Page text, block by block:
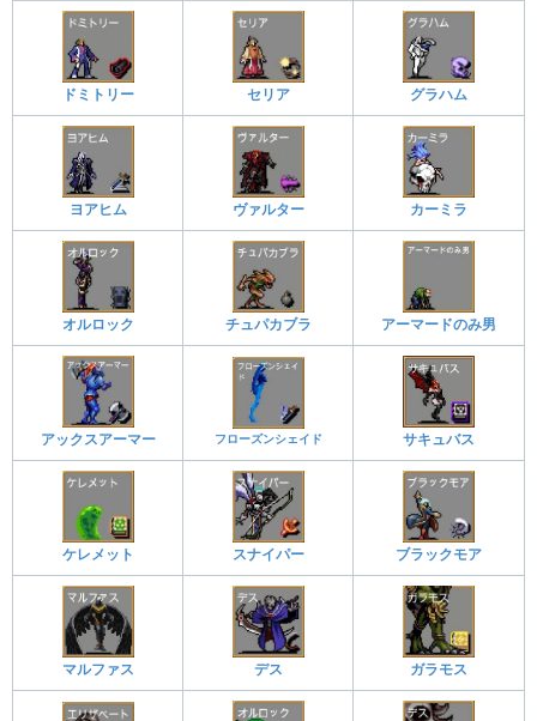
ドミトリー セリア グラハム
ヨアヒム ヴァルター カーミラ
オルロック チュパカブラ アーマードのみ男
アックスアーマー フローズンシェイド サキュバス
ケレメット スナイパー ブラックモア
マルファス デス ガラモス